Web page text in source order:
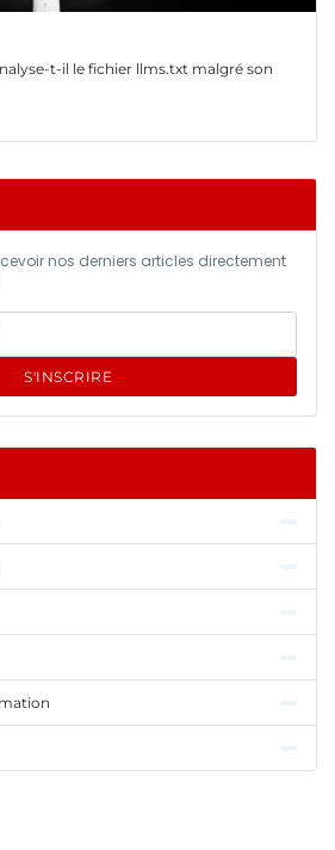
t-il le fichier llms.txt malgré son
nos derniers articles directement
S'INSCRIRE